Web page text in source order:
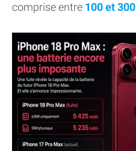
comprise entre 100 et